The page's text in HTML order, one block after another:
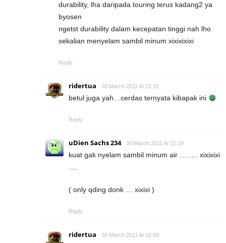
durability, lha daripada touring terus kadang2 ya
byosen
ngetst durability dalam kecepatan tinggi nah lho
sekalian menyelam sambil minum xixixixixi
Reply
ridertua 30 March 2011 At 12:15
betul juga yah…cerdas ternyata kibapak ini
Reply
uDien Sachs 234 30 March 2011 At 12:19
kuat gak nyelam sambil minum air …….. xixixixi
….
( only qding donk … xixixi )
Reply
ridertua 30 March 2011 At 12:50